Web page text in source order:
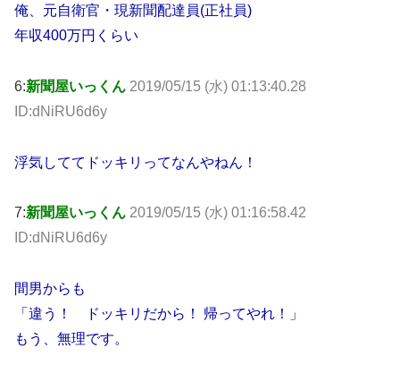
俺、元自衛官・現新聞配達員(正社員)
年収400万円くらい
6:新聞屋いっくん 2019/05/15 (水) 01:13:40.28
ID:dNiRU6d6y
浮気しててドッキリってなんやねん！
7:新聞屋いっくん 2019/05/15 (水) 01:16:58.42
ID:dNiRU6d6y
間男からも
「違う！ ドッキリだから！ 帰ってやれ！」
もう、無理です。